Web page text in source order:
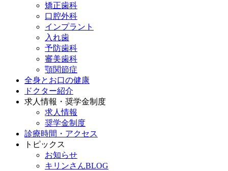
矯正歯科
口腔外科
インプラント
入れ歯
予防歯科
審美歯科
顎関節症
全身とお口の健康
ドクター紹介
求人情報・奨学金制度
求人情報
奨学金制度
診療時間・アクセス
トピックス
お知らせ
キリンさんBLOG